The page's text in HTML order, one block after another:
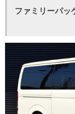
ファミリーパ